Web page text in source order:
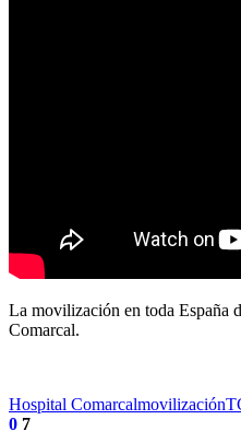
La movilización en toda España
Comarcal.
Hospital Comarcalmovilización
0 7